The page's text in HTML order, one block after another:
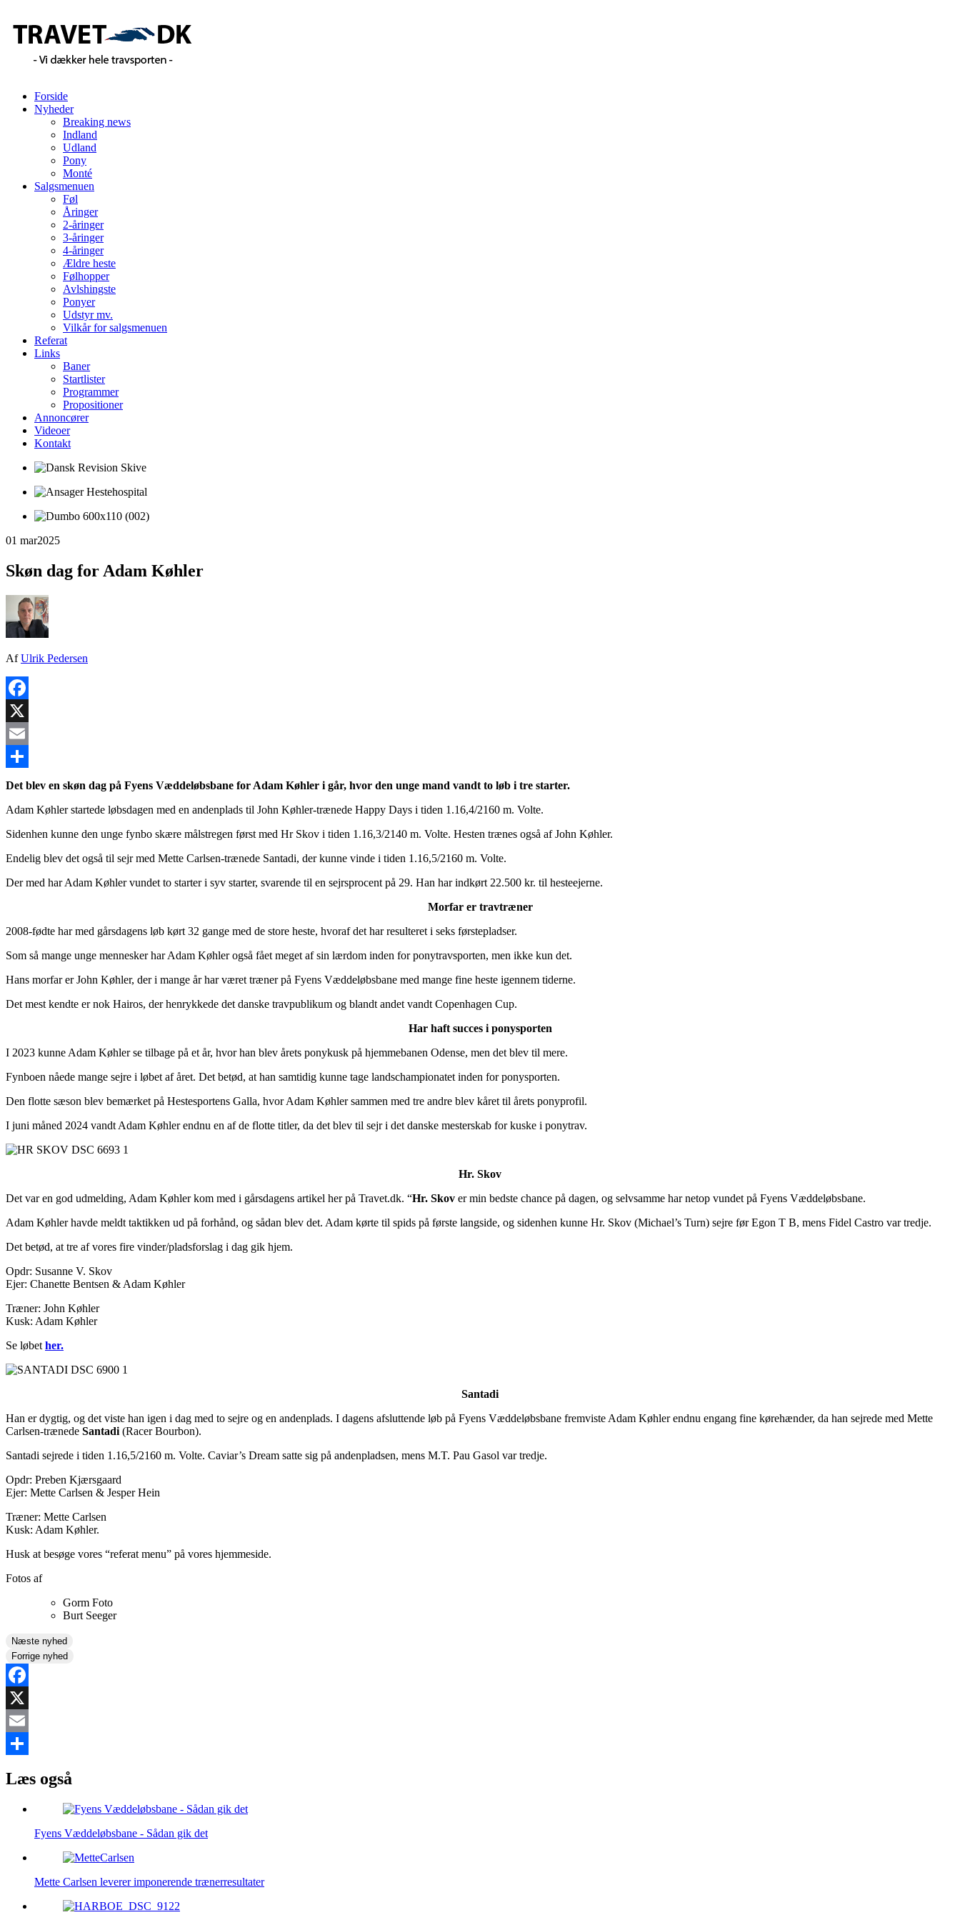
Forside
Nyheder
Breaking news
Indland
Udland
Pony
Monté
Salgsmenuen
Føl
Åringer
2-åringer
3-åringer
4-åringer
Ældre heste
Følhopper
Avlshingste
Ponyer
Udstyr mv.
Vilkår for salgsmenuen
Referat
Links
Baner
Startlister
Programmer
Propositioner
Annoncører
Videoer
Kontakt
01 mar2025
Skøn dag for Adam Køhler
AfUlrik Pedersen
Facebook
X
Email
Share
Det blev en skøn dag på Fyens Væddeløbsbane for Adam Køhler i går, hvor den unge mand vandt to løb i tre starter.
Adam Køhler startede løbsdagen med en andenplads til John Køhler-trænede Happy Days i tiden 1.16,4/2160 m. Volte.
Sidenhen kunne den unge fynbo skære målstregen først med Hr Skov i tiden 1.16,3/2140 m. Volte. Hesten trænes også af John Køhler.
Endelig blev det også til sejr med Mette Carlsen-trænede Santadi, der kunne vinde i tiden 1.16,5/2160 m. Volte.
Der med har Adam Køhler vundet to starter i syv starter, svarende til en sejrsprocent på 29. Han har indkørt 22.500 kr. til hesteejerne.
Morfar er travtræner
2008-fødte har med gårsdagens løb kørt 32 gange med de store heste, hvoraf det har resulteret i seks førstepladser.
Som så mange unge mennesker har Adam Køhler også fået meget af sin lærdom inden for ponytravsporten, men ikke kun det.
Hans morfar er John Køhler, der i mange år har været træner på Fyens Væddeløbsbane med mange fine heste igennem tiderne.
Det mest kendte er nok Hairos, der henrykkede det danske travpublikum og blandt andet vandt Copenhagen Cup.
Har haft succes i ponysporten
I 2023 kunne Adam Køhler se tilbage på et år, hvor han blev årets ponykusk på hjemmebanen Odense, men det blev til mere.
Fynboen nåede mange sejre i løbet af året. Det betød, at han samtidig kunne tage landschampionatet inden for ponysporten.
Den flotte sæson blev bemærket på Hestesportens Galla, hvor Adam Køhler sammen med tre andre blev kåret til årets ponyprofil.
I juni måned 2024 vandt Adam Køhler endnu en af de flotte titler, da det blev til sejr i det danske mesterskab for kuske i ponytrav.
Hr. Skov
Det var en god udmelding, Adam Køhler kom med i gårsdagens artikel her på Travet.dk. “Hr. Skov er min bedste chance på dagen, og selvsamme har netop vundet på Fyens Væddeløbsbane.
Adam Køhler havde meldt taktikken ud på forhånd, og sådan blev det. Adam kørte til spids på første langside, og sidenhen kunne Hr. Skov (Michael’s Turn) sejre før Egon T B, mens Fidel Castro var tredje.
Det betød, at tre af vores fire vinder/pladsforslag i dag gik hjem.
Opdr: Susanne V. Skov
Ejer: Chanette Bentsen & Adam Køhler
Træner: John Køhler
Kusk: Adam Køhler
Se løbet her.
Santadi
Han er dygtig, og det viste han igen i dag med to sejre og en andenplads. I dagens afsluttende løb på Fyens Væddeløbsbane fremviste Adam Køhler endnu engang fine kørehænder, da han sejrede med Mette
Carlsen-trænede Santadi (Racer Bourbon).
Santadi sejrede i tiden 1.16,5/2160 m. Volte. Caviar’s Dream satte sig på andenpladsen, mens M.T. Pau Gasol var tredje.
Opdr: Preben Kjærsgaard
Ejer: Mette Carlsen & Jesper Hein
Træner: Mette Carlsen
Kusk: Adam Køhler.
Husk at besøge vores “referat menu” på vores hjemmeside.
Fotos af
Gorm Foto
Burt Seeger
Næste nyhed
Forrige nyhed
Facebook
X
Email
Læs også
Fyens Væddeløbsbane - Sådan gik det
Mette Carlsen leverer imponerende trænerresultater